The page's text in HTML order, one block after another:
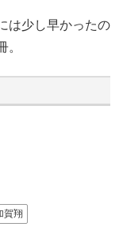
は少し早かったの
。
賀翔